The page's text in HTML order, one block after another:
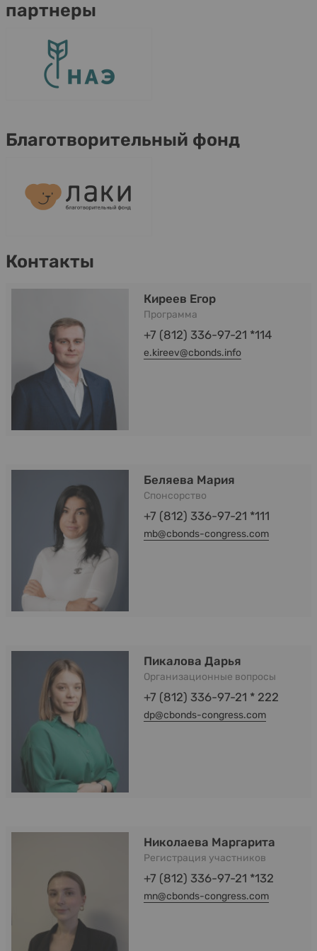
партнеры
Благотворительный фонд
Контакты
Киреев Егор
Программа
+7 (812) 336-97-21 *114
e.kireev@cbonds.info
Беляева Мария
Спонсорство
+7 (812) 336-97-21 *111
mb@cbonds-congress.com
Пикалова Дарья
Организационные вопросы
+7 (812) 336-97-21 * 222
dp@cbonds-congress.com
Николаева Маргарита
Регистрация участников
+7 (812) 336-97-21 *132
mn@cbonds-congress.com